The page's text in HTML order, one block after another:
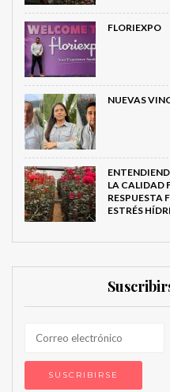
FLORIEXPO
NUEVAS
LA CALIDAD
RESPUESTA
ESTRÉS